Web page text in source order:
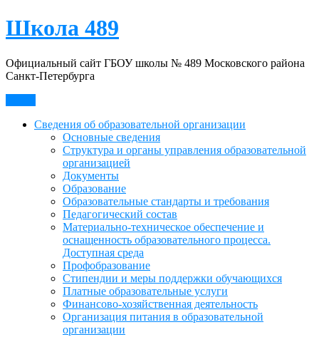
Школа 489
Официальный сайт ГБОУ школы № 489 Московского района
Санкт-Петербурга
Сведения об образовательной организации
Основные сведения
Структура и органы управления образовательной
организацией
Документы
Образование
Образовательные стандарты и требования
Педагогический состав
Материально-техническое обеспечение и
оснащенность образовательного процесса.
Доступная среда
Профобразование
Стипендии и меры поддержки обучающихся
Платные образовательные услуги
Финансово-хозяйственная деятельность
Организация питания в образовательной
организации